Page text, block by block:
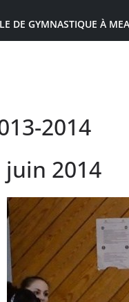
DE GYMNASTIQUE À
2014
juin 2014